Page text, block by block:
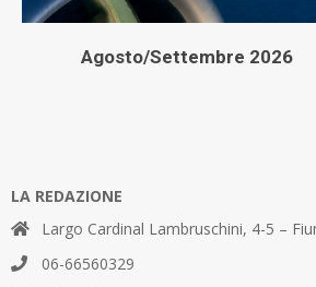
Agosto/Settembre 2026
LA REDAZIONE
Largo Cardinal Lambruschini, 4-5 –
06-66560329